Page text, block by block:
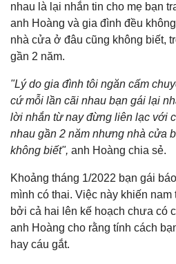
nhau là lại nhắn tin cho mẹ bạn
anh Hoàng và gia đình đều
nhà cửa ở đâu cũng không biết,
gần 2 năm.
"Lý do gia đình tôi ngăn cấm
cứ mỗi lần cãi nhau bạn gái lại
lời nhắn từ nay đừng liên lạc với
nhau gần 2 năm nhưng nhà cửa
không biết", anh Hoàng chia sẻ.
Khoảng tháng 1/2022 bạn gái
mình có thai. Việc này khiến
bởi cả hai lên kế hoạch chưa có
anh Hoàng cho rằng tính cách
hay cáu gắt.